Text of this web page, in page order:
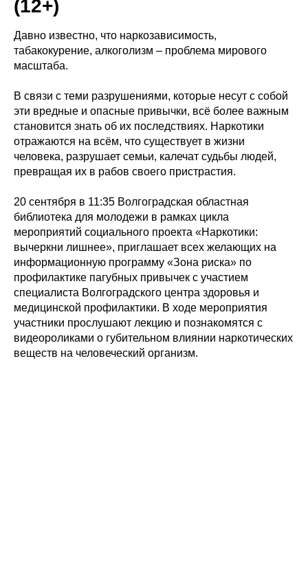
(12+)
Давно известно, что наркозависимость,
табакокурение, алкоголизм – проблема мирового
масштаба.
В связи с теми разрушениями, которые несут с собой
эти вредные и опасные привычки, всё более важным
становится знать об их последствиях. Наркотики
отражаются на всём, что существует в жизни
человека, разрушает семьи, калечат судьбы людей,
превращая их в рабов своего пристрастия.
20 сентября в 11:35 Волгоградская областная
библиотека для молодежи в рамках цикла
мероприятий социального проекта «Наркотики:
вычеркни лишнее», приглашает всех желающих на
информационную программу «Зона риска» по
профилактике пагубных привычек с участием
специалиста Волгоградского центра здоровья и
медицинской профилактики. В ходе мероприятия
участники прослушают лекцию и познакомятся с
видеороликами о губительном влиянии наркотических
веществ на человеческий организм.